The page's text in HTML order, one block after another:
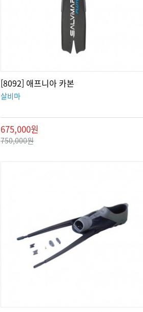
[8092] 애프니아 카본
살비마
675,000원
750,000원